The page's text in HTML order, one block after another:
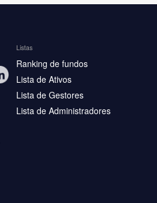
Listas
Ranking de fundos
Lista de Ativos
Lista de Gestores
Lista de Administradores